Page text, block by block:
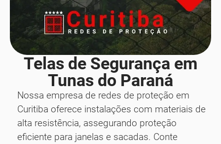
Telas de Segurança em
Tunas do Paraná
Nossa empresa de redes de proteção em
Curitiba oferece instalações com materiais de
alta resistência, assegurando proteção
eficiente para janelas e sacadas. Conte